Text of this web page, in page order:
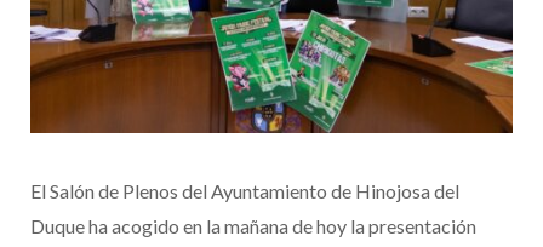
El Salón de Plenos del Ayuntamiento de Hinojosa del
Duque ha acogido en la mañana de hoy la presentación